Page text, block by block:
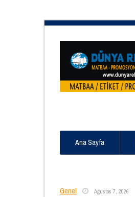
Ana Sayfa
Genel Ağustos 7, 2026